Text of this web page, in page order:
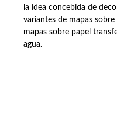
la idea concebida de
variantes de mapas
mapas sobre papel
agua.